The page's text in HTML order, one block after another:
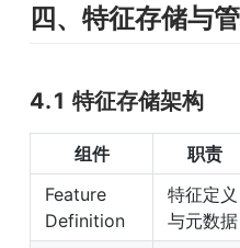
四、特征存储与
4.1 特征存储架构
组件 职责
Feature
Definition
特征定义
与元数据